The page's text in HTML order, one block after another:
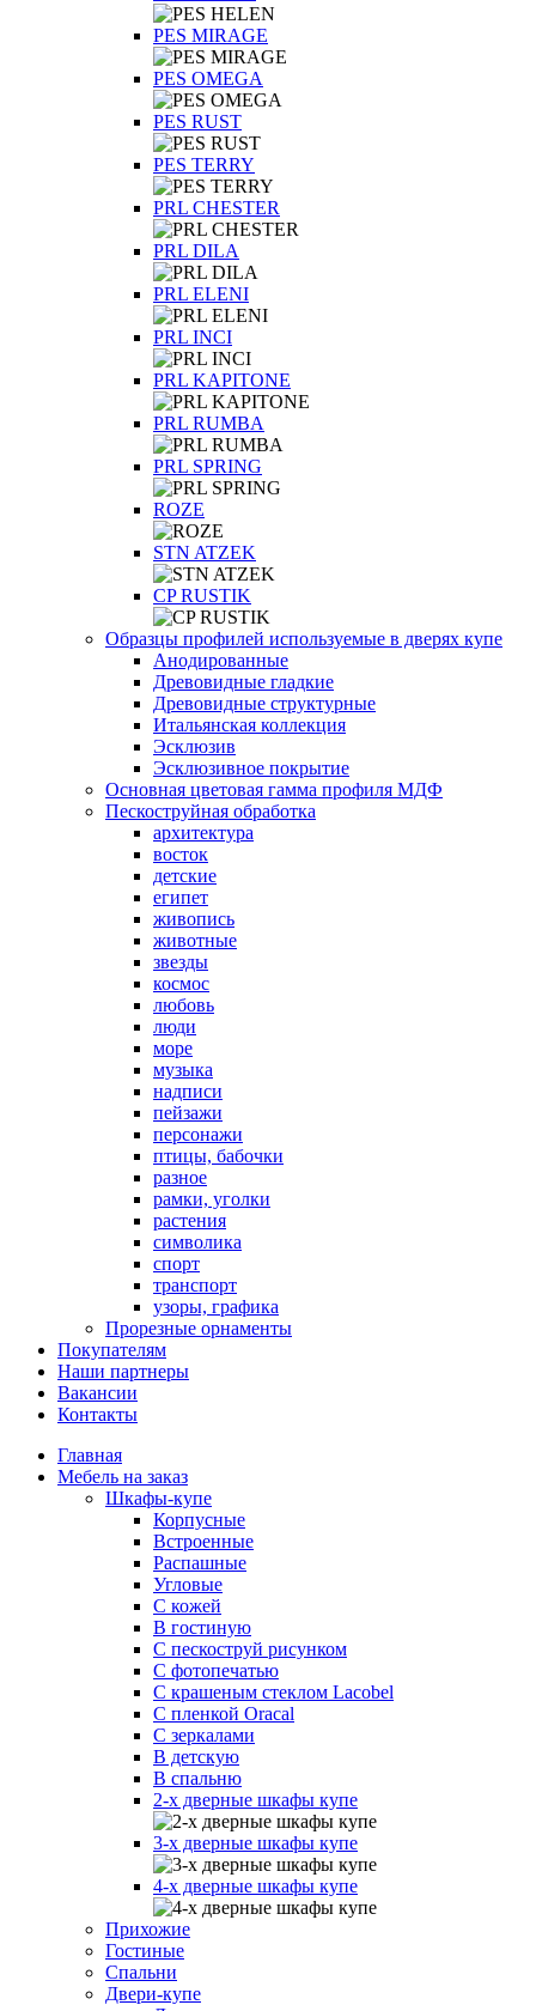
PES MIRAGE
PES OMEGA
PES RUST
PES TERRY
PRL CHESTER
PRL DILA
PRL ELENI
PRL INCI
PRL KAPITONE
PRL RUMBA
PRL SPRING
ROZE
STN ATZEK
СP RUSTIK
Образцы профилей используемые в дверях купе
Анодированные
Древовидные гладкие
Древовидные структурные
Итальянская коллекция
Эсклюзив
Эсклюзивное покрытие
Основная цветовая гамма профиля МДФ
Пескоструйная обработка
архитектура
восток
детские
египет
живопись
животные
звезды
космос
любовь
люди
море
музыка
надписи
пейзажи
персонажи
птицы, бабочки
разное
рамки, уголки
растения
символика
спорт
транспорт
узоры, графика
Прорезные орнаменты
Покупателям
Наши партнеры
Вакансии
Контакты
Главная
Мебель на заказ
Шкафы-купе
Корпусные
Встроенные
Распашные
Угловые
С кожей
В гостиную
С пескоструй рисунком
С фотопечатью
С крашеным стеклом Lacobel
С пленкой Oracal
С зеркалами
В детскую
В спальню
2-х дверные шкафы купе
3-х дверные шкафы купе
4-х дверные шкафы купе
Прихожие
Гостиные
Спальни
Двери-купе